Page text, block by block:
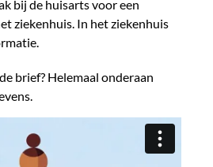
bij de huisarts voor een
ziekenhuis. In het ziekenhuis
brief? Helemaal onderaan